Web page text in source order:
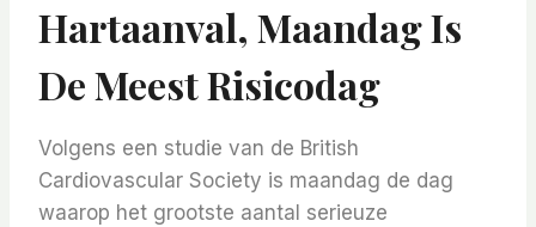
Hartaanval, Maandag Is
De Meest Risicodag
Volgens een studie van de British
Cardiovascular Society is maandag de dag
waarop het grootste aantal serieuze